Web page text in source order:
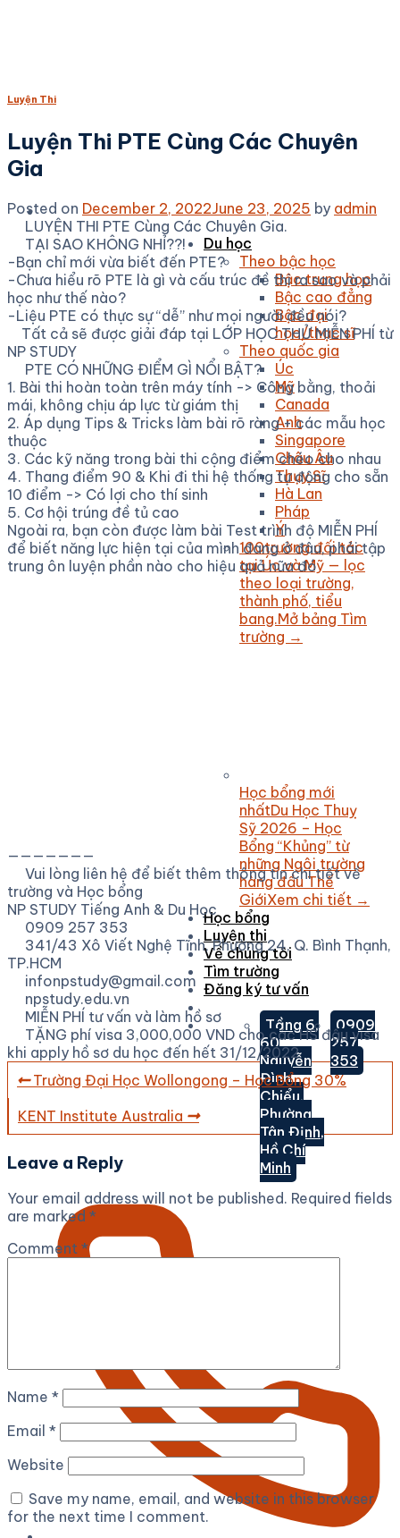
Du học
Theo bậc học
Bậc trung học
Bậc cao đẳng
Bậc đại
học/thạc sĩ
Theo quốc gia
Úc
Mỹ
Canada
Anh
Singapore
Châu Âu
Thụy Sĩ
Hà Lan
Pháp
Ý
100trường đối tác
tại Úc và Mỹ — lọc
theo loại trường,
thành phố, tiểu
bang.Mở bảng Tìm
trường →
Học bổng mới
nhấtDu Học Thuỵ
Sỹ 2026 – Học
Bổng “Khủng” từ
những Ngôi trường
hàng đầu Thế
GiớiXem chi tiết →
Học bổng
Luyện thi
Về chúng tôi
Tìm trường
Đăng ký tư vấn
Tầng 6,
60
Nguyễn
Đình
Chiểu,
Phường
Tân Định,
Hồ Chí
Minh
0909
257
353
Luyện Thi
Luyện Thi PTE Cùng Các Chuyên
Gia
Posted on December 2, 2022June 23, 2025 by admin
LUYỆN THI PTE Cùng Các Chuyên Gia.
TẠI SAO KHÔNG NHỈ??!
-Bạn chỉ mới vừa biết đến PTE?
-Chưa hiểu rõ PTE là gì và cấu trúc đề thi ra sao và phải
học như thế nào?
-Liệu PTE có thực sự “dễ” như mọi người đều nói?
Tất cả sẽ được giải đáp tại LỚP HỌC THỬ MIỄN PHÍ từ
NP STUDY
PTE CÓ NHỮNG ĐIỂM GÌ NỔI BẬT?
1. Bài thi hoàn toàn trên máy tính -> Công bằng, thoải
mái, không chịu áp lực từ giám thị
2. Áp dụng Tips & Tricks làm bài rõ ràng + các mẫu học
thuộc
3. Các kỹ năng trong bài thi cộng điểm chéo cho nhau
4. Thang điểm 90 & Khi đi thi hệ thống tự động cho sẵn
10 điểm -> Có lợi cho thí sinh
5. Cơ hội trúng đề tủ cao
Ngoài ra, bạn còn được làm bài Test trình độ MIỄN PHÍ
để biết năng lực hiện tại của mình đang ở đâu, phải tập
trung ôn luyện phần nào cho hiệu quả nữa đó
———————
Vui lòng liên hệ để biết thêm thông tin chi tiết về
trường và Học bổng
NP STUDY Tiếng Anh & Du Học
0909 257 353
341/43 Xô Viết Nghệ Tĩnh, Phường 24, Q. Bình Thạnh,
TP.HCM
infonpstudy@gmail.com
npstudy.edu.vn
MIỄN PHÍ tư vấn và làm hồ sơ
TẶNG phí visa 3,000,000 VND cho các HS đậu visa
khi apply hồ sơ du học đến hết 31/12/2022
Trường Đại Học Wollongong – Học Bổng 30%
KENT Institute Australia
Leave a Reply
Your email address will not be published. Required fields
are marked *
Comment *
Name *
Email *
Website
Save my name, email, and website in this browser
for the next time I comment.